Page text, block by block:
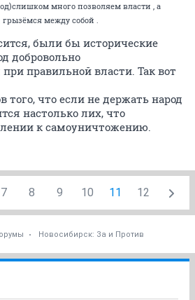
много позволяем власти , а
грызёмся между собой .
были бы исторические
добровольно
правильной власти. Так вот
того, что если не держать народ
настолько лих, что
к самоуничтожению.
7 8 9 10 11 12
Новосибирск: За и Против